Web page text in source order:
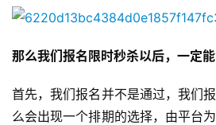
那么我们报名限时秒杀以后，一定能
首先，我们报名并不是通过，我们
么会出现一个排期的选择，由平台